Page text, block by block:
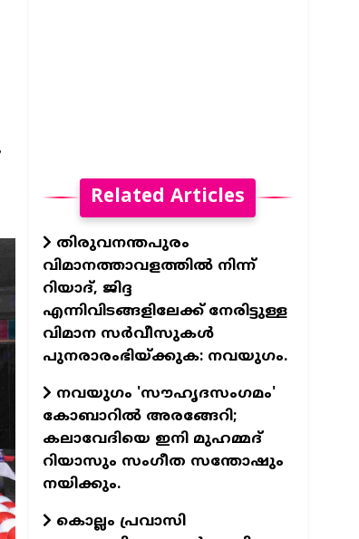
Related Articles
തിരുവനന്തപുരം
വിമാനത്താവളത്തില്‍ നിന്ന്
റിയാദ്, ജിദ്ദ
എന്നിവിടങ്ങളിലേക്ക് നേരിട്ടുള്ള
വിമാന സര്‍വീസുകള്‍
പുനരാരംഭിയ്ക്കുക: നവയുഗം.
നവയുഗം 'സൗഹൃദസംഗമം'
കോബാറില്‍ അരങ്ങേറി;
കലാവേദിയെ ഇനി മുഹമ്മദ്
റിയാസും സംഗീത സന്തോഷും
നയിക്കും.
കൊല്ലം പ്രവാസി